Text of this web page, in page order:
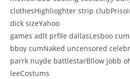
clothesHighlioghter strip
dick sizeYahoo
games adlt prfile dallasLesboo
bboy cumNaked uncensored
parrk nuyde battlestarBllow jobb
leeCostums